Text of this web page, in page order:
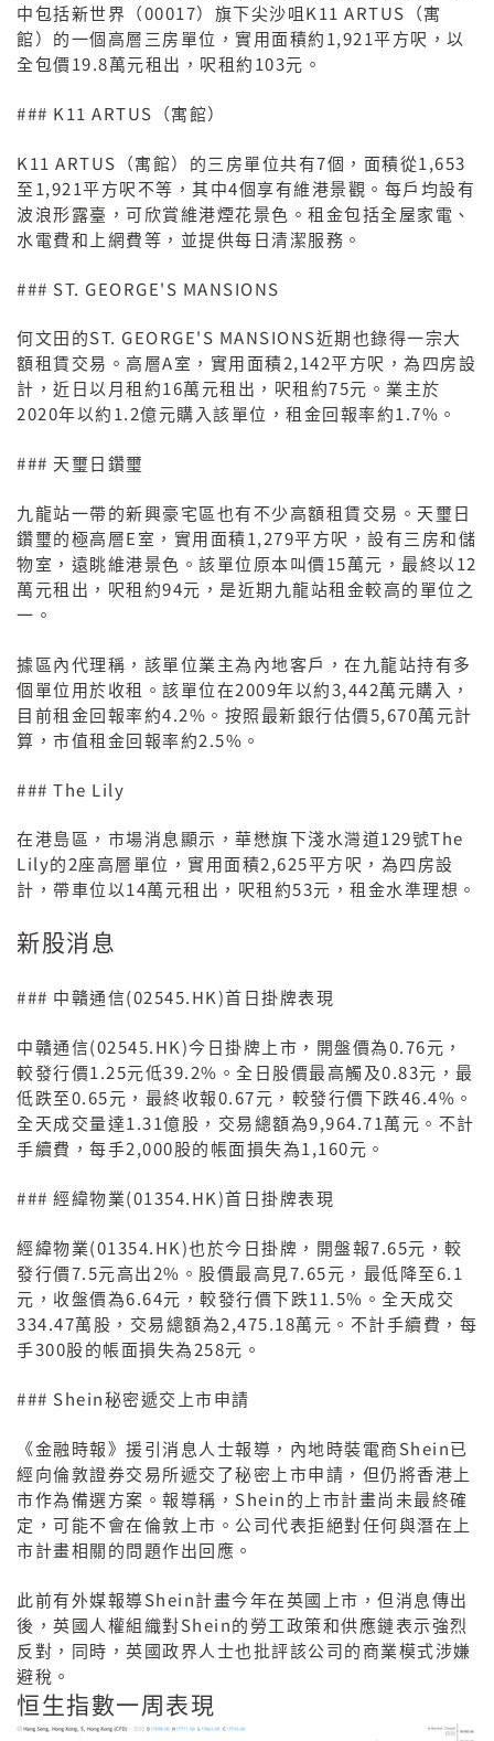
中包括新世界（ 00017）旗下尖沙咀 K11 ARTUS （寓
館）的一個高層三房單位，實用面積約 1,921平方呎，以
全包價 19.8萬元租出，呎租約 103元。
### K11 ARTUS （寓館）
K11 ARTUS （寓館）的三房單位共有7個，面積從1,653
至 1,921平方呎不等，其中4個享有維港景觀。每戶均設有
波浪形露臺，可欣賞維港煙花景色。租金包括全屋家電、
水電費和上網費等，並提供每日清潔服務。
### ST. GEORGE'S MANSIONS
何文田的ST. GEORGE'S MANSIONS近期也錄得一宗大
額租賃交易。高層A室，實用面積2,142平方呎，為四房設
計，近日以月租約16萬元租出，呎租約75元。業主於
2020年以約 1.2億元購入該單位，租金回報率約1.7% 。
### 天璽日鑽璽
九龍站一帶的新興豪宅區也有不少高額租賃交易。天璽日
鑽璽的極高層E 室，實用面積1,279平方呎，設有三房和儲
物室，遠眺維港景色。該單位原本叫價 15萬元，最終以 12
萬元租出，呎租約94元，是近期九龍站租金較高的單位之
一。
據區內代理稱，該單位業主為內地客戶，在九龍站持有多
個單位用於收租。該單位在2009年以約3,442萬元購入，
目前租金回報率約4.2% 。按照最新銀行估價5,670萬元計
算，市值租金回報率約2.5% 。
### The Lily
在港島區，市場消息顯示，華懋旗下淺水灣道129號The
Lily的2座高層單位，實用面積2,625平方呎，為四房設
計，帶車位以14萬元租出，呎租約53元，租金水準理想。
新股消息
### 中贛通信(02545.HK)首日掛牌表現
中贛通信(02545.HK)今日掛牌上市，開盤價為0.76元，
較發行價1.25元低39.2% 。全日股價最高觸及0.83元，最
低跌至0.65元，最終收報0.67元，較發行價下跌46.4% 。
全天成交量達1.31億股，交易總額為9,964.71萬元。不計
手續費，每手2,000股的帳面損失為1,160元。
### 經緯物業(01354.HK)首日掛牌表現
經緯物業(01354.HK)也於今日掛牌，開盤報7.65元，較
發行價7.5元高出2% 。股價最高見7.65元，最低降至6.1
元，收盤價為6.64元，較發行價下跌11.5% 。全天成交
334.47萬股，交易總額為2,475.18萬元。不計手續費，每
手300股的帳面損失為258元。
### Shein秘密遞交上市申請
《金融時報》援引消息人士報導，內地時裝電商 Shein 已
經向倫敦證券交易所遞交了秘密上市申請，但仍將香港上
市作為備選方案。報導稱， Shein 的上市計畫尚未最終確
定，可能不會在倫敦上市。公司代表拒絕對任何與潛在上
市計畫相關的問題作出回應。
此前有外媒報導Shein計畫今年在英國上市，但消息傳出
後，英國人權組織對Shein的勞工政策和供應鏈表示強烈
反對，同時，英國政界人士也批評該公司的商業模式涉嫌
避稅。
恒生指數一周表現